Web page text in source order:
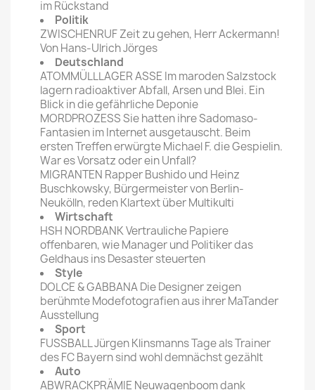
im Rückstand
Politik
ZWISCHENRUF Zeit zu gehen, Herr Ackermann!
Von Hans-Ulrich Jörges
Deutschland
ATOMMÜLLLAGER ASSE Im maroden Salzstock
lagern radioaktiver Abfall, Arsen und Blei. Ein
Blick in die gefährliche Deponie
MORDPROZESS Sie hatten ihre Sadomaso-
Fantasien im Internet ausgetauscht. Beim
ersten Treffen erwürgte Michael F. die Gespielin.
War es Vorsatz oder ein Unfall?
MIGRANTEN Rapper Bushido und Heinz
Buschkowsky, Bürgermeister von Berlin-
Neukölln, reden Klartext über Multikulti
Wirtschaft
HSH NORDBANK Vertrauliche Papiere
offenbaren, wie Manager und Politiker das
Geldhaus ins Desaster steuerten
Style
DOLCE & GABBANA Die Designer zeigen
berühmte Modefotografien aus ihrer MaTander
Ausstellung
Sport
FUSSBALL Jürgen Klinsmanns Tage als Trainer
des FC Bayern sind wohl demnächst gezählt
Auto
ABWRACKPRÄMIE Neuwagenboom dank